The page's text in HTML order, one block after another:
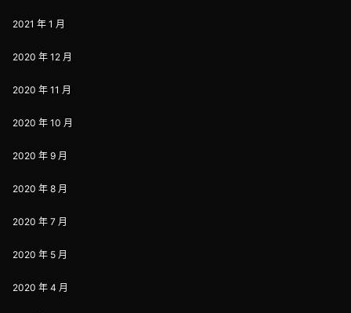
2021 年 1 月
2020 年 12 月
2020 年 11 月
2020 年 10 月
2020 年 9 月
2020 年 8 月
2020 年 7 月
2020 年 5 月
2020 年 4 月